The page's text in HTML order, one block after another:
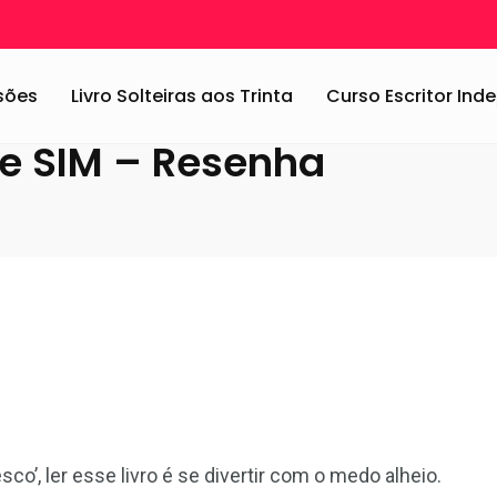
Livro Solteiras aos Trinta Curso Escritor
SIM – Resenha
ler esse livro é se divertir com o medo alheio.